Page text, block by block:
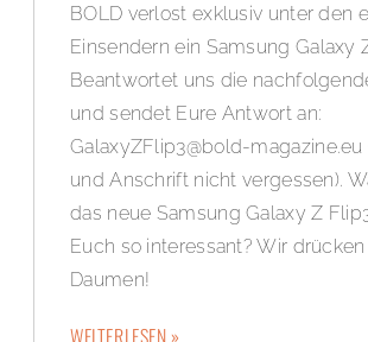
BOLD verlost exklusiv unter den
Einsendern ein Samsung Galaxy
Beantwortet uns die
und sendet Eure Antwort an:
GalaxyZFlip3@bold-magazine.eu
und Anschrift nicht vergessen).
das neue Samsung Galaxy Z
Euch so interessant? Wir
Daumen!
WEITERLESEN »